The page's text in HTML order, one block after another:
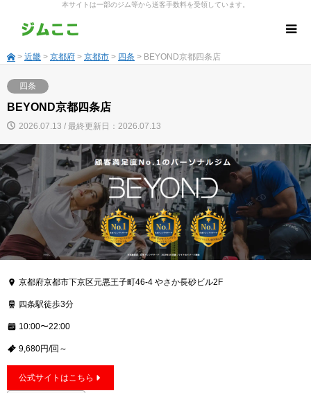
本サイトは一部のジム等から送客手数料を受領しています。
> 近畿 > 京都府 > 京都市 > 四条 > BEYOND京都四条店
四条
BEYOND京都四条店
2026.07.13 / 最終更新日：2026.07.13
京都府京都市下京区元悪王子町46-4 やさか長砂ビル2F
四条駅徒歩3分
10:00〜22:00
9,680円/回～
公式サイトはこちら